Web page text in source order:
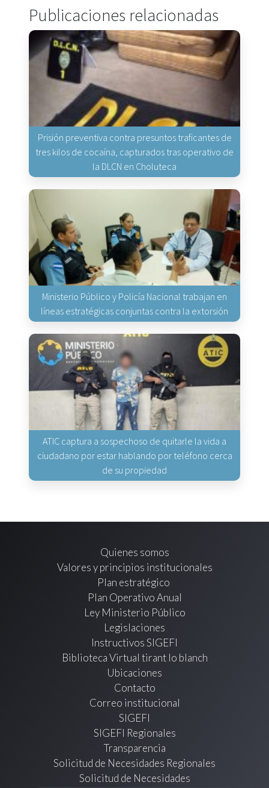
Publicaciones relacionadas
Prisión preventiva contra presuntos traficantes de
tres kilos de cocaína, capturados tras operativo de
la DLCN en Choluteca
Ministerio Público y Policía Nacional trabajan en
líneas estratégicas conjuntas contra la extorsión
ATIC captura a sospechoso de quitarle la vida a
ciudadano por estar hablando por teléfono cerca
de su propiedad
Quienes somos
Valores y principios institucionales
Plan estratégico
Plan Operativo Anual
Ley Ministerio Público
Legislaciones
Instructivos SIGEFI
Biblioteca Virtual tirant lo blanch
Ubicaciones
Contacto
Correo institucional
SIGEFI
SIGEFI Regionales
Transparencia
Solicitud de Necesidades Regionales
Solicitud de Necesidades